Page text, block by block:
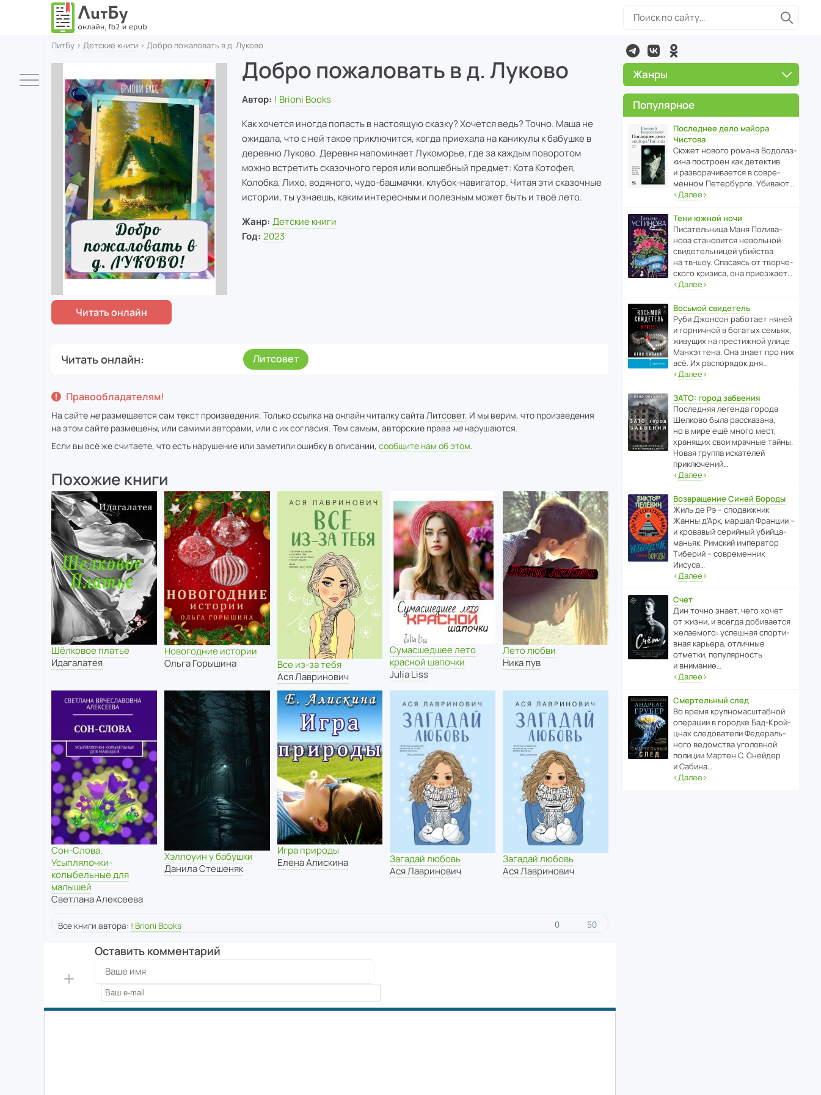
ЛитБу › Детские книги › Добро пожаловать в д. Луково
Добро пожаловать в д. Луково
Автор: ! Brioni Books
Как хочется иногда попасть в настоящую сказку? Хочется ведь? Точно. Маша не
ожидала, что с ней такое приключится, когда приехала на каникулы к бабушке в
деревню Луково. Деревня напоминает Лукоморье, где за каждым поворотом
можно встретить сказочного героя или волшебный предмет: Кота Котофея,
Колобка, Лихо, водяного, чудо-башмачки, клубок-навигатор. Читая эти сказочные
истории, ты узнаешь, каким интересным и полезным может быть и твоё лето.
Жанр: Детские книги
Год: 2023
Читать онлайн Литсовет
Правообладателям!
На сайте неразмещается сам текст произведения. Только ссылка на онлайн читалку сайта Литсовет. И мы верим, что произведения
на этом сайте размещены, или самими авторами, или с их согласия. Тем самым, авторские права ненарушаются.
Если вы всё же считаете, что есть нарушение или заметили ошибку в описании, сообщите нам об этом.
Похожие книги
Шёлковое платье
Идагалатея
Новогодние истории
Ольга Горышина
Все из-за тебя
Ася Лавринович
Сумасшедшее лето
красной шапочки
Julia Liss
Лето любви
Ника пув
Сон-Слова.
Усыплялочки-
колыбельные для
малышей
Светлана Алексеева
Хэллоуин у бабушки
Данила Стешеняк
Игра природы
Елена Алискина
Загадай любовь
Ася Лавринович
Загадай любовь
Ася Лавринович
Все книги автора: ! Brioni Books 0 50
Оставить комментарий
Жанры
Популярное
Последнее дело майора
Чистова
Сюжет нового романа Водо­ла­з­
кина пост­роен как дете­ктив
и разво­ра­чи­ва­ется в совре­
менном Пете­р­бурге. Убивают…
‹Далее›
Тени южной ночи
Писа­тель­ница Маня Поли­ва­
нова стано­вится невольной
свиде­тель­ницей убийства
на тв-шоу. Спасаясь от твор­че­
с­кого кризиса, она приезжает…
‹Далее›
Восьмой свидетель
Руби Джонсон рабо­тает няней
и горни­чной в богатых семьях,
живущих на прес­ти­жной улице
Манх­эт­тена. Она знает про них
всё. Их распо­рядок дня…
‹Далее›
ЗАТО: город забвения
После­дняя легенда города
Шелково была расска­зана,
но в мире ещё много мест,
хранящих свои мрачные тайны.
Новая группа иска­телей
приключений…
‹Далее›
Возвращение Синей Бороды
Жиль де Рэ – спод­ви­жник
Жанны д’Арк, маршал Франции –
и кровавый серийный убийца-
маньяк. Римский импе­ратор
Тиберий – совре­менник
Иисуса…
‹Далее›
Счет
Дин точно знает, чего хочет
от жизни, и всегда доби­ва­ется
жела­е­мого: успе­шная спор­ти­
вная карьера, отли­чные
отметки, попу­ля­р­ность
и внимание…
‹Далее›
Смертельный след
Во время круп­но­мас­ш­та­бной
операции в городке Бад‑Крой­
цнах следо­ва­тели Феде­раль­
ного ведомства уголо­вной
полиции Мартен С. Снейдер
и Сабина…
‹Далее›